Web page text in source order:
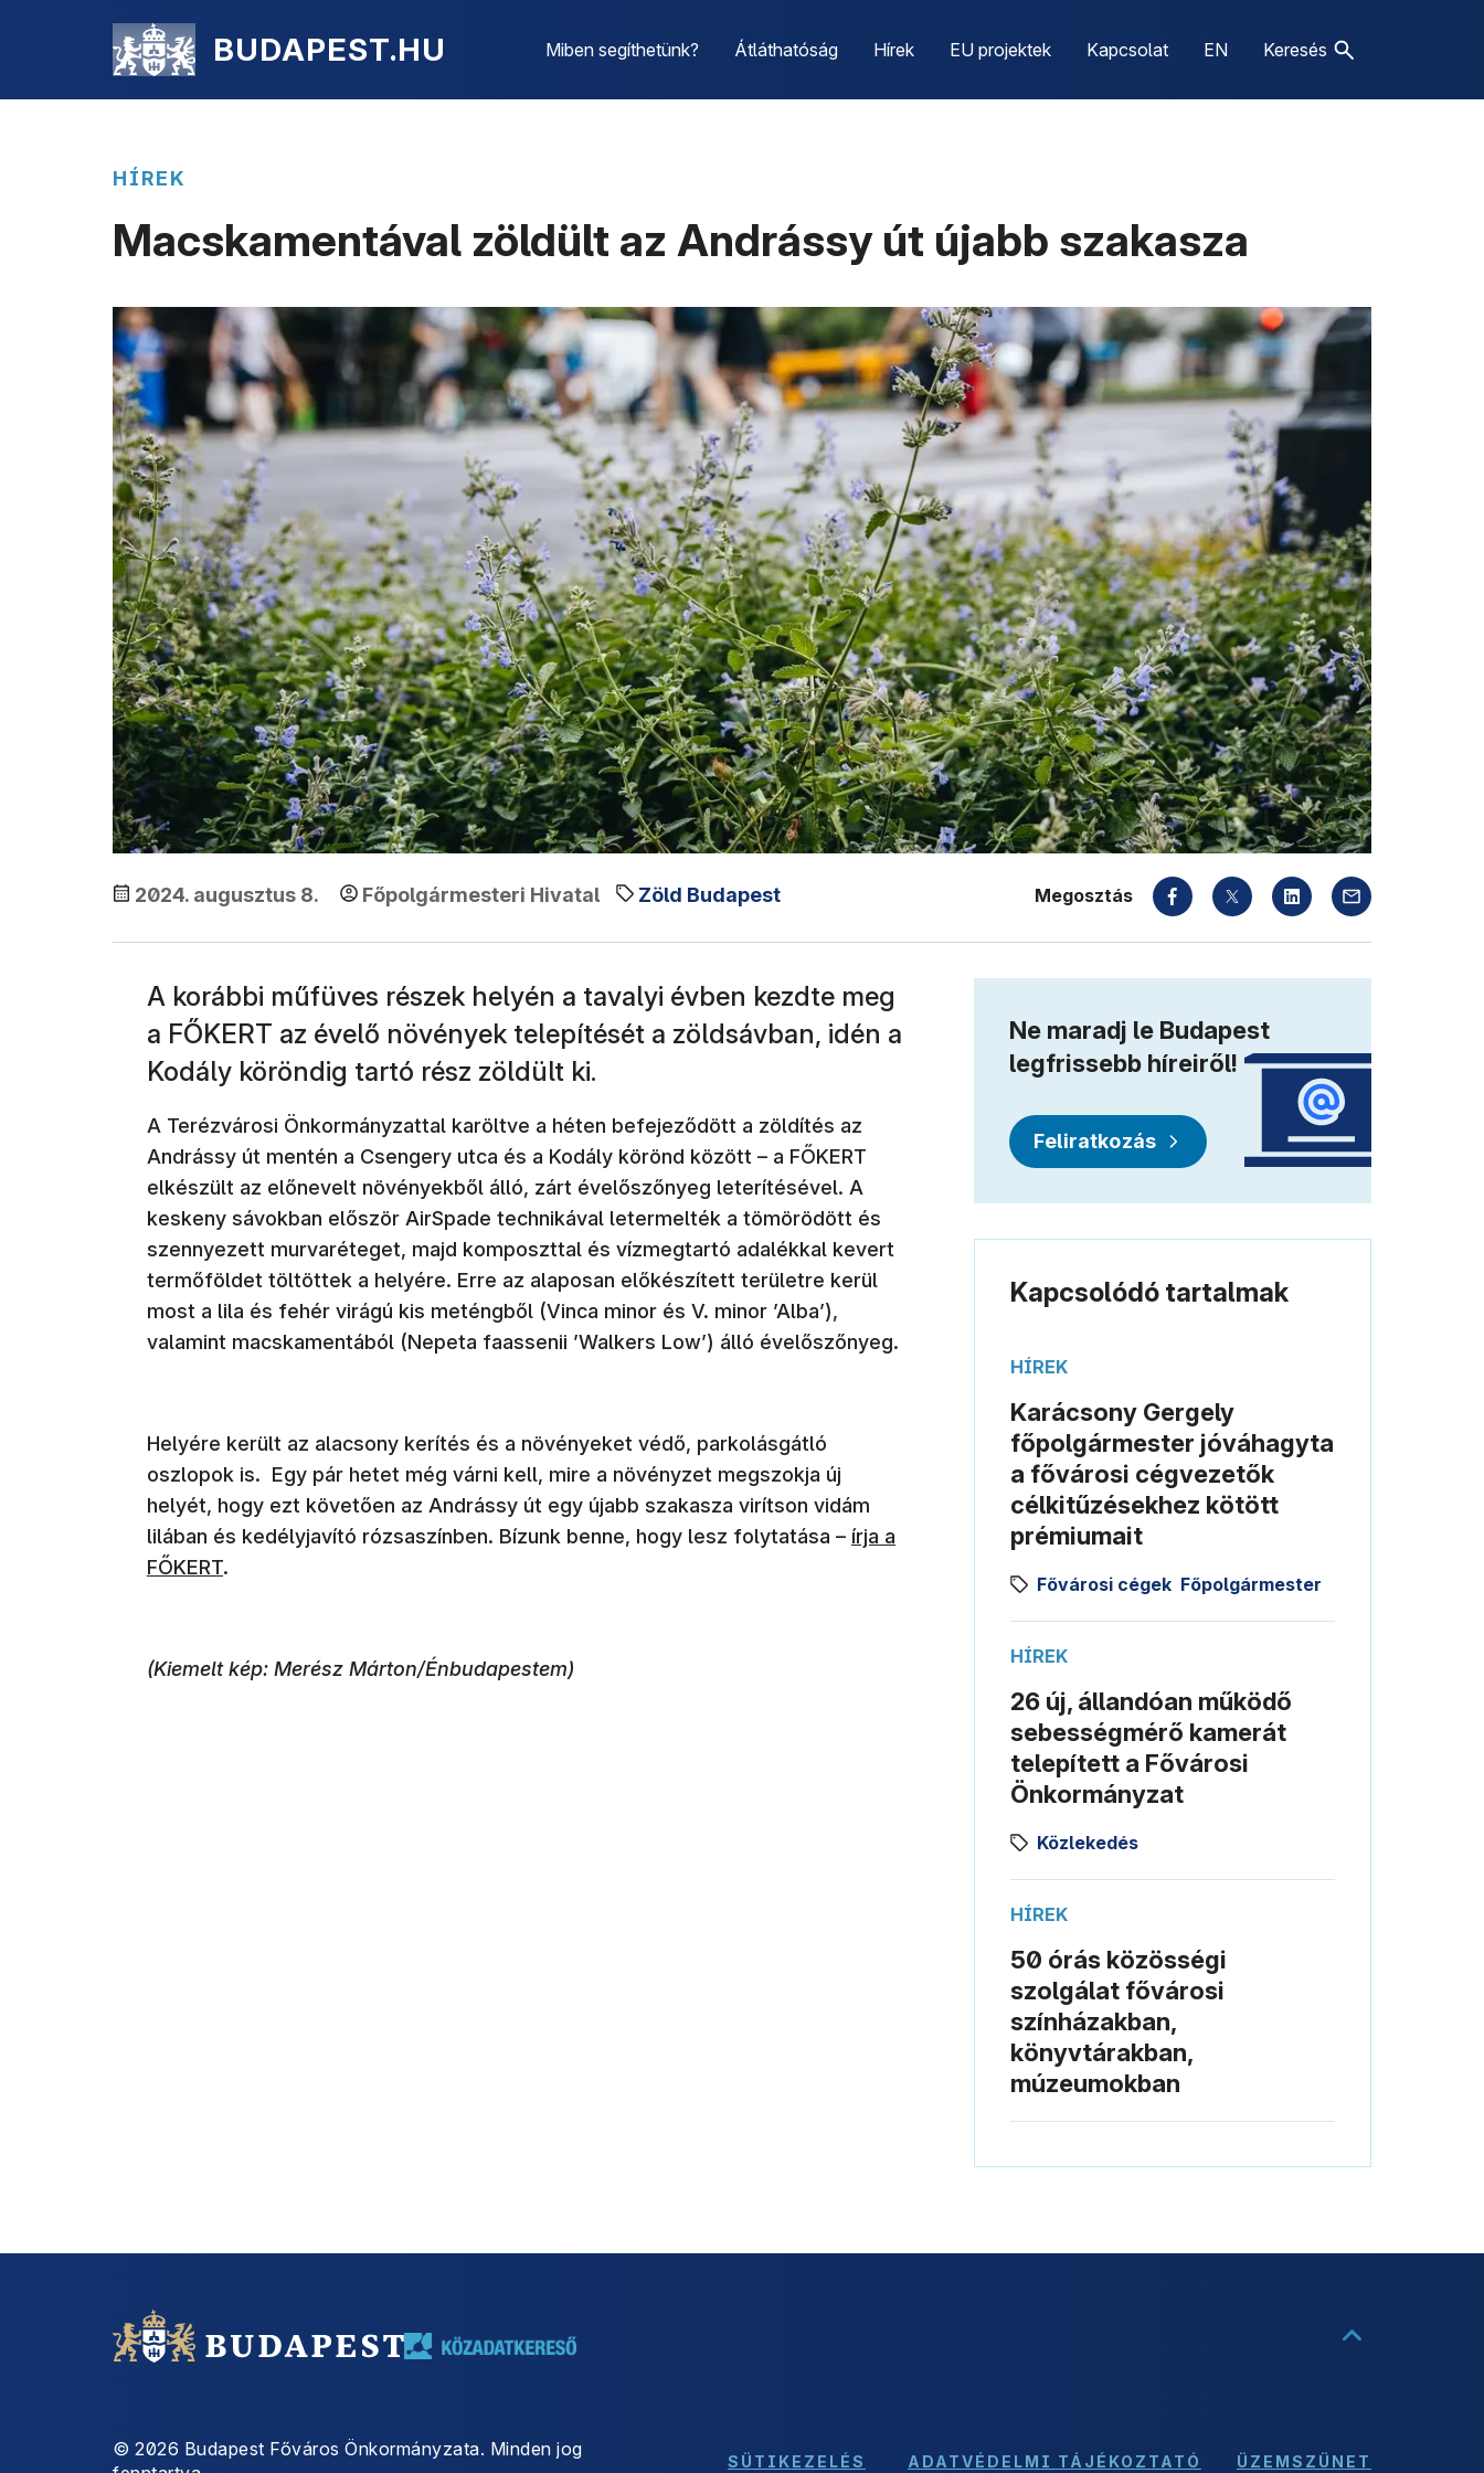
BUDAPEST.HU Miben segíthetünk? Átláthatóság Hírek EU projektek Kapcsolat EN Keresés
HÍREK
Macskamentával zöldült az Andrássy út újabb szakasza
2024. augusztus 8. Főpolgármesteri Hivatal Zöld Budapest Megosztás
A korábbi műfüves részek helyén a tavalyi évben kezdte meg
a FŐKERT az évelő növények telepítését a zöldsávban, idén a
Kodály köröndig tartó rész zöldült ki.
A Terézvárosi Önkormányzattal karöltve a héten befejeződött a zöldítés az
Andrássy út mentén a Csengery utca és a Kodály körönd között – a FŐKERT
elkészült az előnevelt növényekből álló, zárt évelőszőnyeg leterítésével. A
keskeny sávokban először AirSpade technikával letermelték a tömörödött és
szennyezett murvaréteget, majd komposzttal és vízmegtartó adalékkal kevert
termőföldet töltöttek a helyére. Erre az alaposan előkészített területre kerül
most a lila és fehér virágú kis meténgből (Vinca minor és V. minor ’Alba’),
valamint macskamentából (Nepeta faassenii ’Walkers Low’) álló évelőszőnyeg.
Helyére került az alacsony kerítés és a növényeket védő, parkolásgátló
oszlopok is. Egy pár hetet még várni kell, mire a növényzet megszokja új
helyét, hogy ezt követően az Andrássy út egy újabb szakasza virítson vidám
lilában és kedélyjavító rózsaszínben. Bízunk benne, hogy lesz folytatása – írja a
FŐKERT.
(Kiemelt kép: Merész Márton/Énbudapestem)
Ne maradj le Budapest
legfrissebb híreiről!
Feliratkozás
Kapcsolódó tartalmak
HÍREK
Karácsony Gergely
főpolgármester jóváhagyta
a fővárosi cégvezetők
célkitűzésekhez kötött
prémiumait
Fővárosi cégek Főpolgármester
HÍREK
26 új, állandóan működő
sebességmérő kamerát
telepített a Fővárosi
Önkormányzat
Közlekedés
HÍREK
50 órás közösségi
szolgálat fővárosi
színházakban,
könyvtárakban,
múzeumokban
© 2026 Budapest Főváros Önkormányzata. Minden jog
SÜTIKEZELÉS ADATVÉDELMI TÁJÉKOZTATÓ ÜZEMSZÜNET